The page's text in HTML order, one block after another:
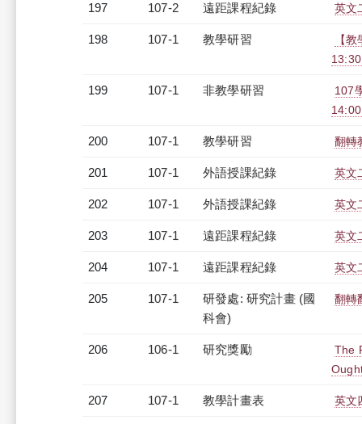
197 107-2 遠距課程紀錄 英文
198 107-1 教學研習
【
199 107-1 非教學研習
107
200 107-1 教學研習 翻轉
201 107-1 外語授課紀錄 英文
202 107-1 外語授課紀錄 英文
203 107-1 遠距課程紀錄 英文
204 107-1 遠距課程紀錄 英文
205 107-1
研發處: 研究計畫 (國
科會)
翻轉
206 106-1 研究獎勵
The
207 107-1 教學計畫表 英文